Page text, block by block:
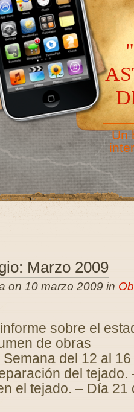
Un
Marzo 2009
on 10 marzo 2009 in
sobre el
de
del 12 al
del tejado.
el tejado. – Día 21